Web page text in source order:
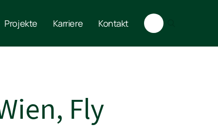
Projekte Karriere Kontakt
Fly